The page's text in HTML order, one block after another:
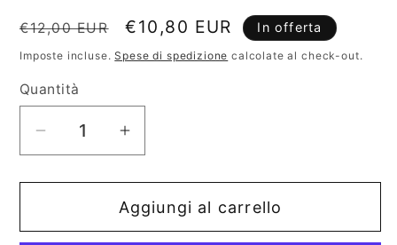
Prezzo
di
€12,00 EUR
Prezzo
scontato
€10,80 EUR In offerta
Imposte incluse.Spese di spedizione calcolate al check-out.
Quantità
Diminuisci
per
Borghese
Aumenta
per
Arte
Borghese
Aggiungi al carrello